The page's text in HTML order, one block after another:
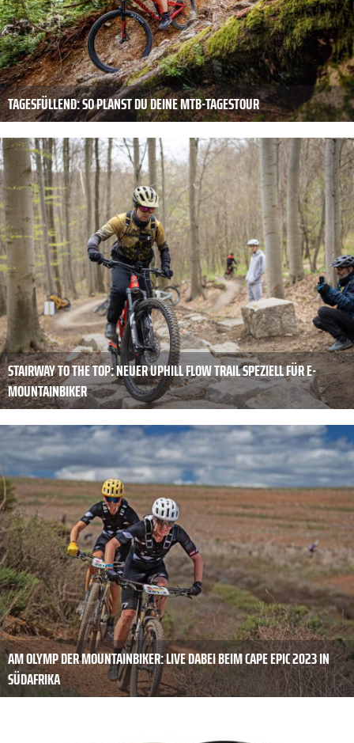
TAGESFÜLLEND: SO PLANST DU DEINE MTB-TAGESTOUR
STAIRWAY TO THE TOP: NEUER UPHILL FLOW TRAIL SPEZIELL FÜR E-
MOUNTAINBIKER
AM OLYMP DER MOUNTAINBIKER: LIVE DABEI BEIM CAPE EPIC 2023 IN
SÜDAFRIKA